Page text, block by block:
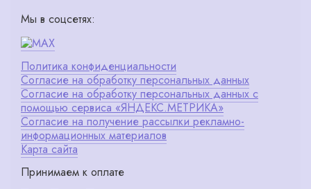
Мы в соцсетях:
Политика конфиденциальности
Согласие на обработку персональных данных
Согласие на обработку персональных данных с
помощью сервиса «ЯНДЕКС.МЕТРИКА»
Согласие на получение рассылки рекламно-
информационных материалов
Карта сайта
Принимаем к оплате